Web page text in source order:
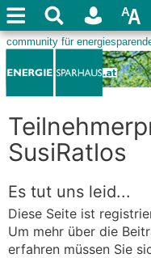
SusiRatlos
Es tut uns leid...
Diese Seite ist
Um mehr über die
erfahren müssen Sie